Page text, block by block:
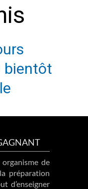
bientôt
de
préparation
d’enseigner